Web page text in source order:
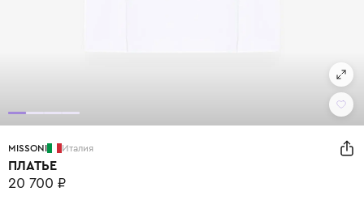
MISSONI Италия
ПЛАТЬЕ
20 700 ₽